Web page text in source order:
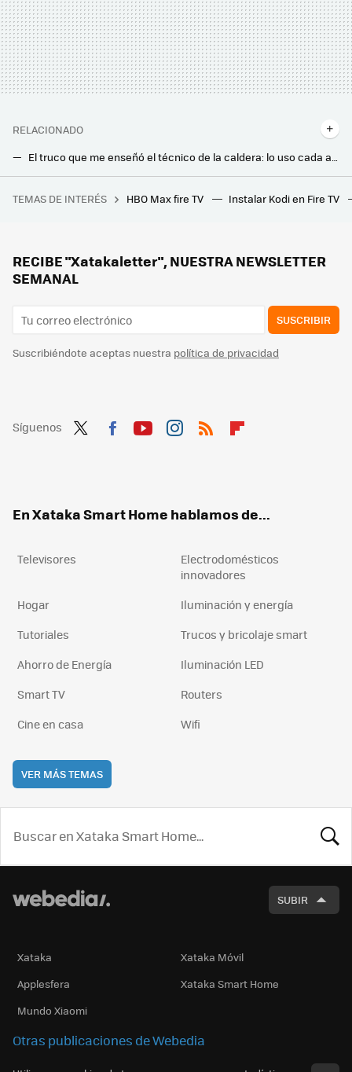
RELACIONADO
El fontanero me dijo que hiciese esto cada año: los radiadores se calientan antes y gastan menos
Mercadona ha encontrado en la Generación Z uno de sus mejores negocios. El 77% de los jóvenes han caído en el pozo del micro spending
TEMAS DE INTERÉS HBO Max fire TV Instalar Kodi en Fire TV
RECIBE "Xatakaletter", NUESTRA NEWSLETTER
SEMANAL
SUSCRIBIR
Suscribiéndote aceptas nuestra política de privacidad
Síguenos
En Xataka Smart Home hablamos de...
Televisores
Electrodomésticos
innovadores
Hogar
Iluminación y energía
Tutoriales
Trucos y bricolaje smart
Ahorro de Energía
Iluminación LED
Smart TV
Routers
Cine en casa
Wifi
VER MÁS TEMAS
SUBIR
Xataka
Xataka Móvil
Applesfera
Xataka Smart Home
Mundo Xiaomi
Otras publicaciones de Webedia